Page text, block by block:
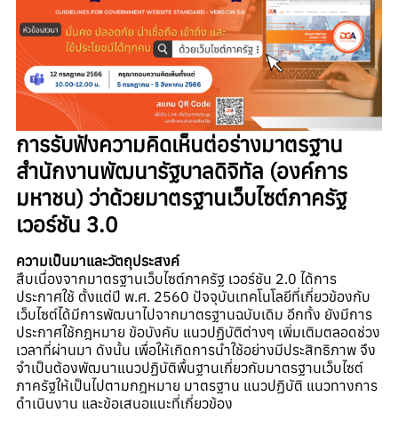
การรับฟังความคิดเห็นต่อร่างมาตรฐาน
สำนักงานพัฒนารัฐบาลดิจิทัล (องค์การ
มหาชน) ว่าด้วยมาตรฐานเว็บไซต์ภาครัฐ
เวอร์ชัน 3.0
ความเป็นมาและวัตถุประสงค์
สืบเนื่องจากมาตรฐานเว็บไซต์ภาครัฐ เวอร์ชัน 2.0 ได้การ
ประกาศใช้ ตั้งแต่ปี พ.ศ. 2560 ปัจจุบันเทคโนโลยีที่เกี่ยวข้องกับ
เว็บไซต์ได้มีการพัฒนาไปจากมาตรฐานฉบับเดิม อีกทั้ง ยังมีการ
ประกาศใช้กฎหมาย ข้อบังคับ แนวปฏิบัติต่างๆ เพิ่มเติมตลอดช่วง
เวลาที่ผ่านมา ดังนั้น เพื่อให้เกิดการนำใช้อย่างมีประสิทธิภาพ จึง
จำเป็นต้องพัฒนาแนวปฏิบัติพื้นฐานเกี่ยวกับมาตรฐานเว็บไซต์
ภาครัฐให้เป็นไปตามกฎหมาย มาตรฐาน แนวปฏิบัติ แนวทางการ
ดำเนินงาน และข้อเสนอแนะที่เกี่ยวข้อง